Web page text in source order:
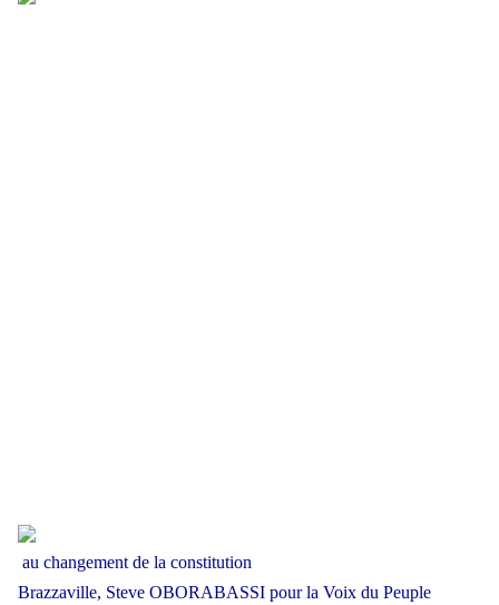
au changement de la constitution
Brazzaville, Steve OBORABASSI pour la Voix du Peuple